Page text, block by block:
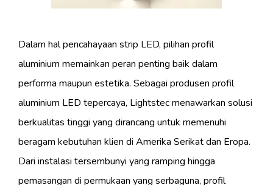
Dalam hal pencahayaan strip LED, pilihan profil
aluminium memainkan peran penting baik dalam
performa maupun estetika. Sebagai produsen profil
aluminium LED tepercaya, Lightstec menawarkan solusi
berkualitas tinggi yang dirancang untuk memenuhi
beragam kebutuhan klien di Amerika Serikat dan Eropa.
Dari instalasi tersembunyi yang ramping hingga
pemasangan di permukaan yang serbaguna, profil